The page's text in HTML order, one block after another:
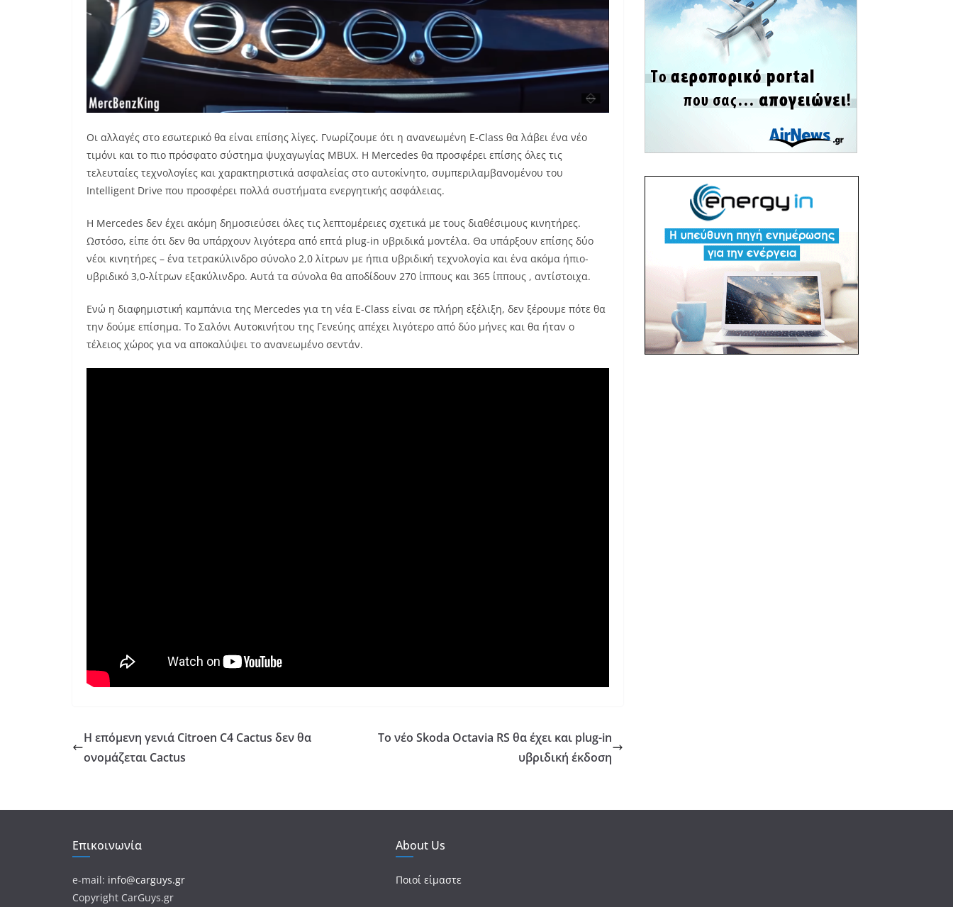
Οι αλλαγές στο εσωτερικό θα είναι επίσης λίγες. Γνωρίζουμε ότι η ανανεωμένη E-Class θα λάβει ένα νέο
τιμόνι και το πιο πρόσφατο σύστημα ψυχαγωγίας MBUX. Η Mercedes θα προσφέρει επίσης όλες τις
τελευταίες τεχνολογίες και χαρακτηριστικά ασφαλείας στο αυτοκίνητο, συμπεριλαμβανομένου του
Intelligent Drive που προσφέρει πολλά συστήματα ενεργητικής ασφάλειας.
Η Mercedes δεν έχει ακόμη δημοσιεύσει όλες τις λεπτομέρειες σχετικά με τους διαθέσιμους κινητήρες.
Ωστόσο, είπε ότι δεν θα υπάρχουν λιγότερα από επτά plug-in υβριδικά μοντέλα. Θα υπάρξουν επίσης δύο
νέοι κινητήρες – ένα τετρακύλινδρο σύνολο 2,0 λίτρων με ήπια υβριδική τεχνολογία και ένα ακόμα ήπιο-
υβριδικό 3,0-λίτρων εξακύλινδρο. Αυτά τα σύνολα θα αποδίδουν 270 ίππους και 365 ίππους , αντίστοιχα.
Ενώ η διαφημιστική καμπάνια της Mercedes για τη νέα E-Class είναι σε πλήρη εξέλιξη, δεν ξέρουμε πότε θα
την δούμε επίσημα. Το Σαλόνι Αυτοκινήτου της Γενεύης απέχει λιγότερο από δύο μήνες και θα ήταν ο
τέλειος χώρος για να αποκαλύψει το ανανεωμένο σεντάν.
Η επόμενη γενιά Citroen C4 Cactus δεν θα
ονομάζεται Cactus
Το νέο Skoda Octavia RS θα έχει και plug-in
υβριδική έκδοση
Επικοινωνία
e-mail: info@carguys.gr
Copyright CarGuys.gr
About Us
Ποιοί είμαστε